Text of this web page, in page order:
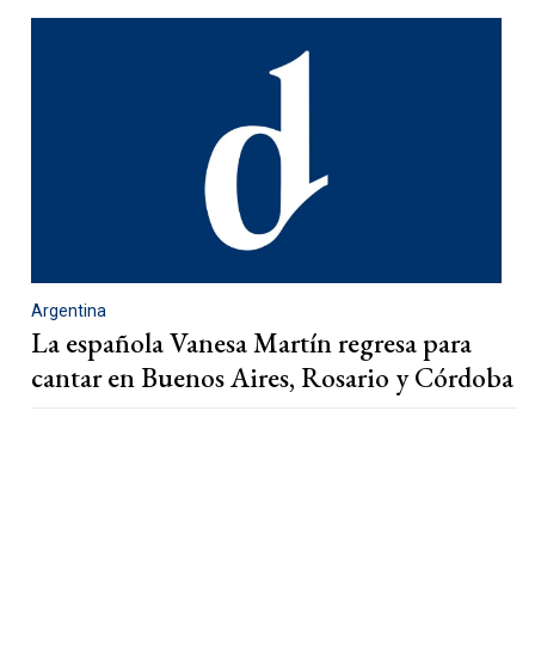
Argentina
La española Vanesa Martín regresa para
cantar en Buenos Aires, Rosario y Córdoba